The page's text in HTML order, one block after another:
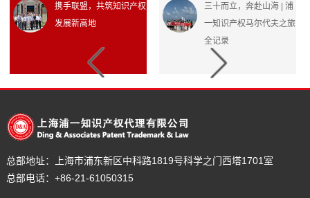
携手联盟，共筑知识产权
发展新高地
三十而立，奔赴山海 | 浦
一知识产权马尔代夫之旅
全记录
总部地址：
上海市浦东新区中科路1819号科学之门西塔1701室
总部电话： +86-21-61050315